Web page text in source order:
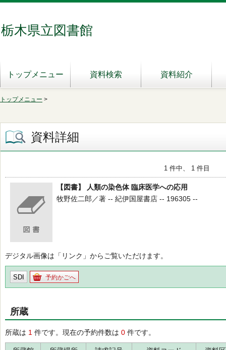
栃木県立図書館
トップメニュー 資料検索 資料紹介
トップメニュー >
資料詳細
1 件中、 1 件目
【図書】 人類の染色体 臨床医学への応用
牧野佐二郎／著 -- 紀伊国屋書店 -- 196305 --
デジタル画像は「リンク」からご覧いただけます。
SDI 予約かごへ
所蔵
所蔵は 1 件です。現在の予約件数は 0 件です。